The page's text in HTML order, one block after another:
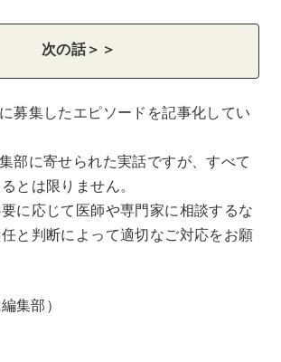
次の話＞＞
募集したエピソードを記事化してい
部に寄せられた実話ですが、すべて
とは限りません。
に応じて医師や専門家に相談するな
と判断によって適切なご対応をお願
集部）